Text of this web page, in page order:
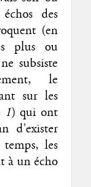
des
(en
plus ou
subsiste
le
sur les
1) qui ont
d’exister
les
à un écho